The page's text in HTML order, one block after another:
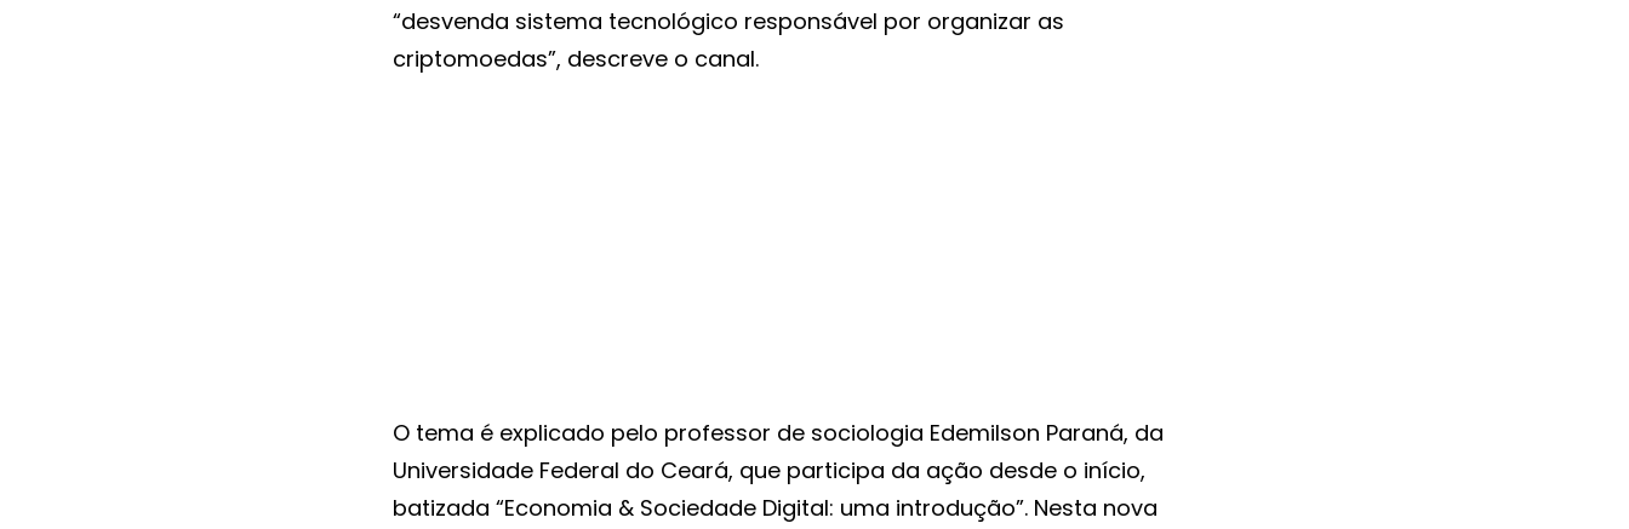
“desvenda sistema tecnológico responsável por organizar as
criptomoedas”, descreve o canal.
O tema é explicado pelo professor de sociologia Edemilson Paraná, da
Universidade Federal do Ceará, que participa da ação desde o início,
batizada “Economia & Sociedade Digital: uma introdução”. Nesta nova